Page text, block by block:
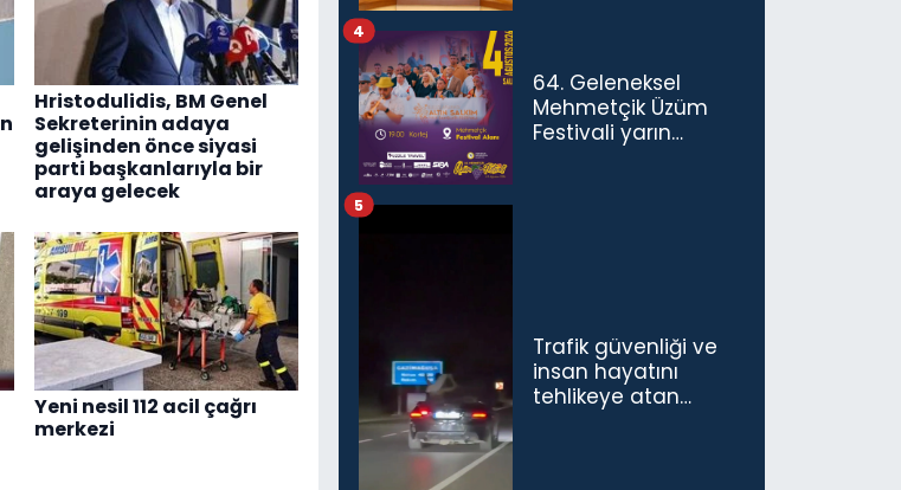
Hristodulidis, BM Genel
Sekreterinin adaya
gelişinden önce siyasi
parti başkanlarıyla bir
araya gelecek
Yeni nesil 112 acil çağrı
merkezi
64. Geleneksel
Mehmetçik Üzüm
Festivali yarın
4
Trafik güvenliği ve
insan hayatını
tehlikeye atan
5